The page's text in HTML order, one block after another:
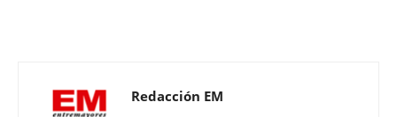
Redacción EM